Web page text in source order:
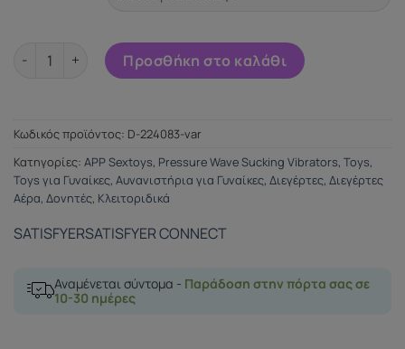
SATISFYER LOVE TRIANGLE ESTIMULADOR Y VIBRADOR -
Προσθήκη στο καλάθι
Κωδικός προϊόντος: D-224083-var
Κατηγορίες: APP Sextoys, Pressure Wave Sucking Vibrators, Toys,
Toys για Γυναίκες, Αυνανιστήρια για Γυναίκες, Διεγέρτες, Διεγέρτες
Αέρα, Δονητές, Κλειτοριδικά
SATISFYERSATISFYER CONNECT
Αναμένεται σύντομα - Παράδοση στην πόρτα σας σε
10-30 ημέρες